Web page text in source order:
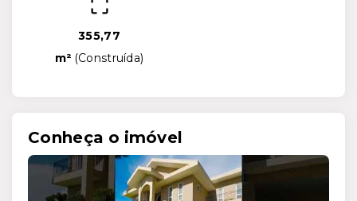
355,77
m² (Construída)
Conheça o imóvel